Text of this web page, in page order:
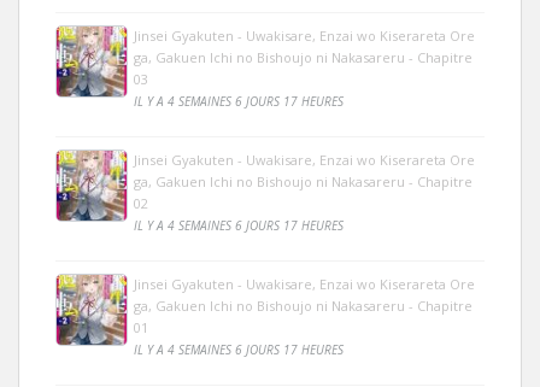
Jinsei Gyakuten - Uwakisare, Enzai wo Kiserareta Ore
ga, Gakuen Ichi no Bishoujo ni Nakasareru - Chapitre
03
IL Y A 4 SEMAINES 6 JOURS 17 HEURES
Jinsei Gyakuten - Uwakisare, Enzai wo Kiserareta Ore
ga, Gakuen Ichi no Bishoujo ni Nakasareru - Chapitre
02
IL Y A 4 SEMAINES 6 JOURS 17 HEURES
Jinsei Gyakuten - Uwakisare, Enzai wo Kiserareta Ore
ga, Gakuen Ichi no Bishoujo ni Nakasareru - Chapitre
01
IL Y A 4 SEMAINES 6 JOURS 17 HEURES